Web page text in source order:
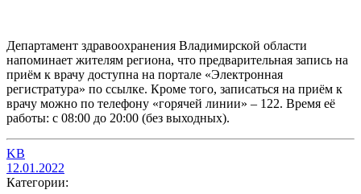
Департамент здравоохранения Владимирской области
напоминает жителям региона, что предварительная запись на
приём к врачу доступна на портале «Электронная
регистратура» по ссылке. Кроме того, записаться на приём к
врачу можно по телефону «горячей линии» – 122. Время её
работы: с 08:00 до 20:00 (без выходных).
KB
12.01.2022
Категории: